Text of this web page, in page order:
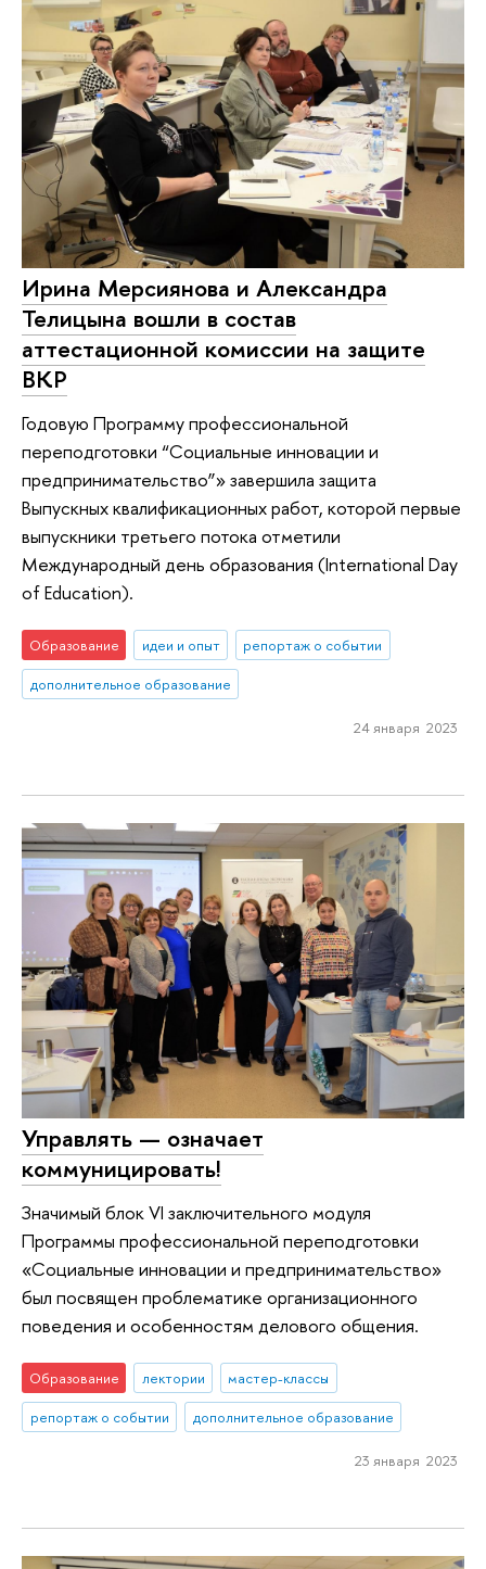
Ирина Мерсиянова и Александра
Телицына вошли в состав
аттестационной комиссии на защите
ВКР
Годовую Программу профессиональной
переподготовки “Социальные инновации и
предпринимательство”» завершила защита
Выпускных квалификационных работ, которой первые
выпускники третьего потока отметили
Международный день образования (International Day
of Education).
Образование идеи и опыт
репортаж о событии
дополнительное образование
24 января 2023
Управлять — означает
коммуницировать!
Значимый блок VI заключительного модуля
Программы профессиональной переподготовки
«Социальные инновации и предпринимательство»
был посвящен проблематике организационного
поведения и особенностям делового общения.
Образование лектории
мастер-классы
репортаж о событии
дополнительное образование
23 января 2023